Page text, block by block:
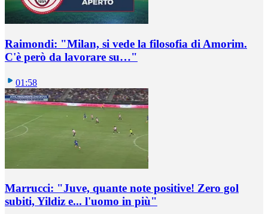
Raimondi: "Milan, si vede la filosofia di Amorim.
C'è però da lavorare su…"
01:58
Marrucci: "Juve, quante note positive! Zero gol
subiti, Yildiz e... l'uomo in più"